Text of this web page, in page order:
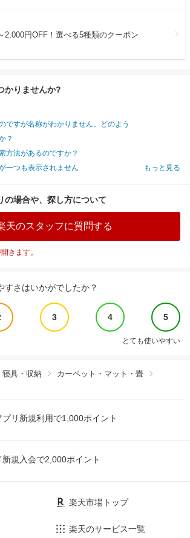
2,000円OFF！選べる5種類のクーポン
かりませんか?
ですが名称がわかりません。どのよう
？
方法があるのですか？
一つも表示されません
もっと見る
の場合や、探し方について
天のスタッフに質問する
きます。
すさはいかがでしたか？
3 4 5
とても使いやすい
寝具・収納
カーペット・マット・畳
リ新規利用で1,000ポイント
規入会で2,000ポイント
楽天市場トップ
楽天のサービス一覧